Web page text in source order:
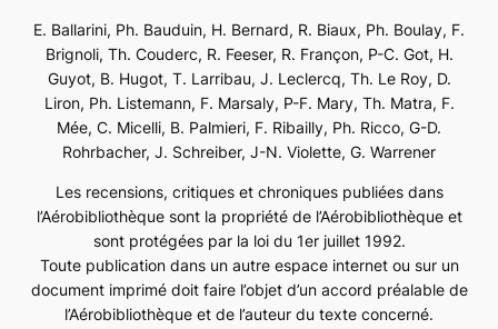
E. Ballarini, Ph. Bauduin, H. Bernard, R. Biaux, Ph. Boulay, F.
Brignoli, Th. Couderc, R. Feeser, R. Françon, P-C. Got, H.
Guyot, B. Hugot, T. Larribau, J. Leclercq, Th. Le Roy, D.
Liron, Ph. Listemann, F. Marsaly, P-F. Mary, Th. Matra, F.
Mée, C. Micelli, B. Palmieri, F. Ribailly, Ph. Ricco, G-D.
Rohrbacher, J. Schreiber, J-N. Violette, G. Warrener
Les recensions, critiques et chroniques publiées dans
l’Aérobibliothèque sont la propriété de l’Aérobibliothèque et
sont protégées par la loi du 1er juillet 1992.
Toute publication dans un autre espace internet ou sur un
document imprimé doit faire l’objet d’un accord préalable de
l’Aérobibliothèque et de l’auteur du texte concerné.